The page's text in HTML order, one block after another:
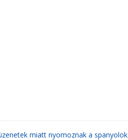
miatt nyomoznak a spanyolok